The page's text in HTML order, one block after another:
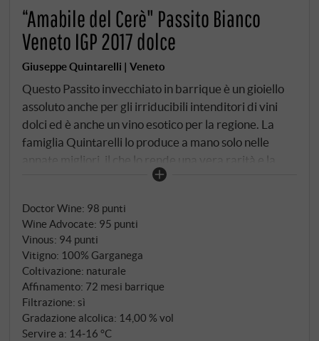
“Amabile del Cerè" Passito Bianco
Veneto IGP 2017 dolce
Giuseppe Quintarelli | Veneto
Questo Passito invecchiato in barrique è un gioiello
assoluto anche per gli irriducibili intenditori di vini
dolci ed è anche un vino esotico per la regione. La
famiglia Quintarelli lo produce a mano solo nelle
annate migliori, il che lo rende una vera rarità e la
piccola produzione spiega anche, ma non solo, il suo
naso albicocca candita, pesca, buccia d'arancia e una
delicata nota di miele, completata da componenti
calde come zucchero couleur, mandorle tostate e
burro fuso. Al palato è deciso e avvolgente, ma
mantiene la sua freschezza a ogni sorso e ha una
grande persistenza e una lunghezza impressionante
e indimenticabile. SUPERIORE.DE
Doctor Wine: 98 punti
Wine Advocate: 95 punti
Vinous: 94 punti
Vitigno: 100% Garganega
Coltivazione: naturale
Affinamento: 72 mesi barrique
Filtrazione: sì
Gradazione alcolica: 14,00 % vol
Servire a: 14‑16 °C